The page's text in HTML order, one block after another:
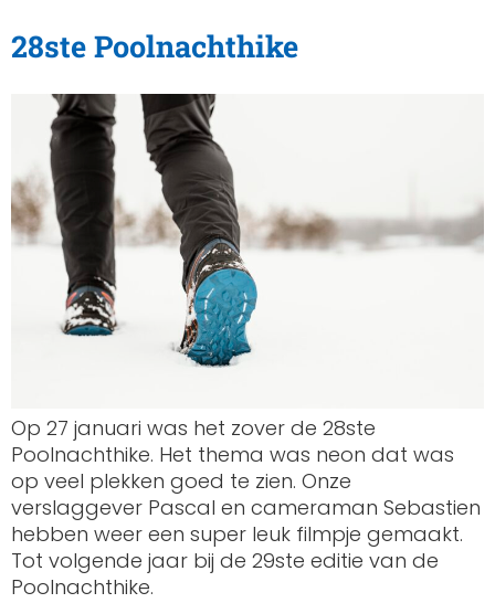
28ste Poolnachthike
Op 27 januari was het zover de 28ste
Poolnachthike. Het thema was neon dat was
op veel plekken goed te zien. Onze
verslaggever Pascal en cameraman Sebastien
hebben weer een super leuk filmpje gemaakt.
Tot volgende jaar bij de 29ste editie van de
Poolnachthike.